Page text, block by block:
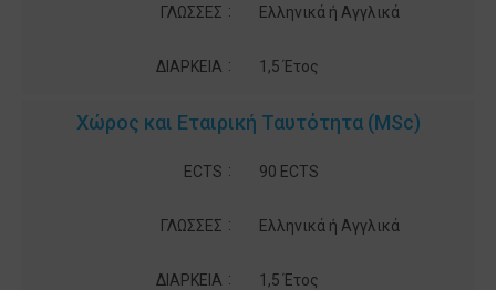
ΓΛΩΣΣΕΣ : Ελληνικά ή Αγγλικά
ΔΙΑΡΚΕΙΑ : 1,5 Έτος
Χώρος και Εταιρική Ταυτότητα (MSc)
ECTS : 90 ECTS
ΓΛΩΣΣΕΣ : Ελληνικά ή Αγγλικά
ΔΙΑΡΚΕΙΑ : 1,5 Έτος